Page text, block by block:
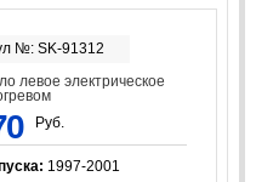
№: SK-91312
левое электрическое
Руб.
1997-2001